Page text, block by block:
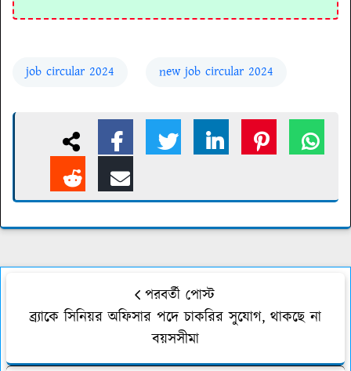
job circular 2024 new job circular 2024
পরবর্তী পোস্ট
ব্র্যাকে সিনিয়র অফিসার পদে চাকরির সুযোগ, থাকছে না
বয়সসীমা